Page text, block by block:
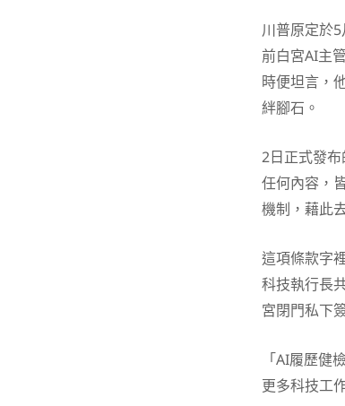
川普原定於
前白宮AI主
時便坦言，
絆腳石。
2日正式發
任何內容，
機制，藉此
這項條款字
科技執行長
宮閉門私下
「AI履歷健
更多科技工